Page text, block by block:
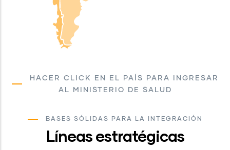
HACER CLICK EN EL PAÍS PARA INGRESAR
AL MINISTERIO DE SALUD
BASES SÓLIDAS PARA LA INTEGRACIÓN
Líneas estratégicas